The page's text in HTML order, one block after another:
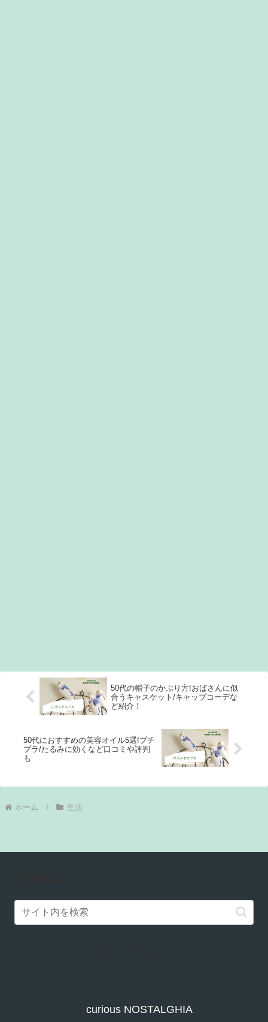
50代の帽子のかぶり方!おばさんに似
合うキャスケット/キャップコーデな
ど紹介！
50代におすすめの美容オイル5選!プチ
プラ/たるみに効くなど口コミや評判
も
ホーム 生活
curious NOSTALGHIA